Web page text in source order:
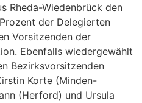
Rheda-Wiedenbrück den
der Delegierten
Vorsitzenden der
Ebenfalls wiedergewählt
Bezirksvorsitzenden
Korte (Minden-
(Herford) und Ursula